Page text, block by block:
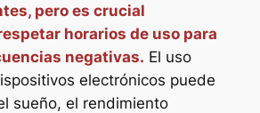
pero es crucial
horarios de uso para
negativas. El uso
electrónicos puede
sueño, el rendimiento